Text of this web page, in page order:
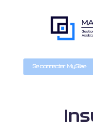
Se connecter MySilae